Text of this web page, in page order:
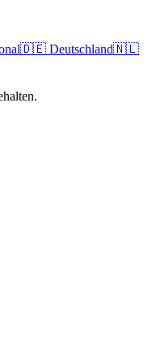
🇩🇪 Deutschland🇳🇱